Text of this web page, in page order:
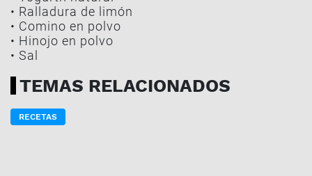
• Ralladura de limón
• Comino en polvo
• Hinojo en polvo
• Sal
TEMAS RELACIONADOS
RECETAS